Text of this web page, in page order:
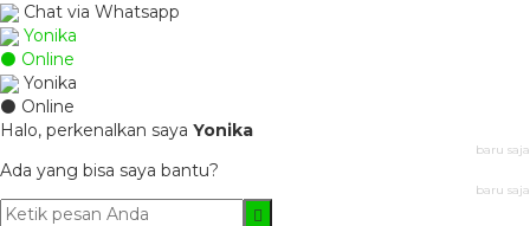
Chat via Whatsapp
Yonika
⚫ Online
Yonika
⚫ Online
Halo, perkenalkan saya Yonika
baru saja
Ada yang bisa saya bantu?
baru saja